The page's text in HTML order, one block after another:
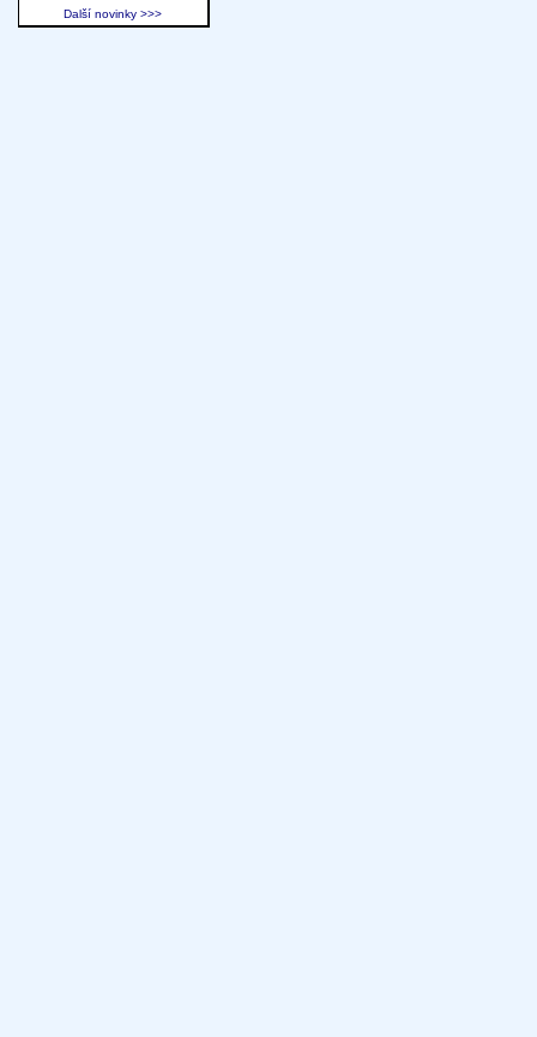
Další novinky >>>